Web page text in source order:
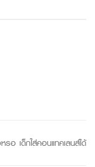
รอ เด็กใส่คอนแทคเลนส์ได้